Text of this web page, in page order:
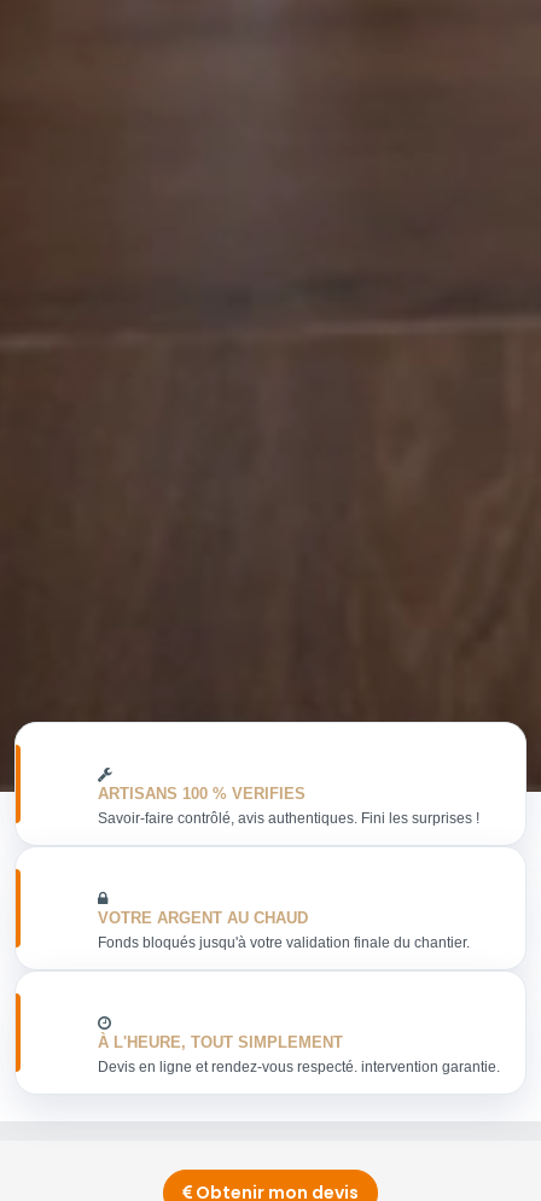
ARTISANS 100 % VERIFIES
Savoir-faire contrôlé, avis authentiques. Fini les surprises !
VOTRE ARGENT AU CHAUD
Fonds bloqués jusqu'à votre validation finale du chantier.
À L'HEURE, TOUT SIMPLEMENT
Devis en ligne et rendez-vous respecté. intervention garantie.
Obtenir mon devis